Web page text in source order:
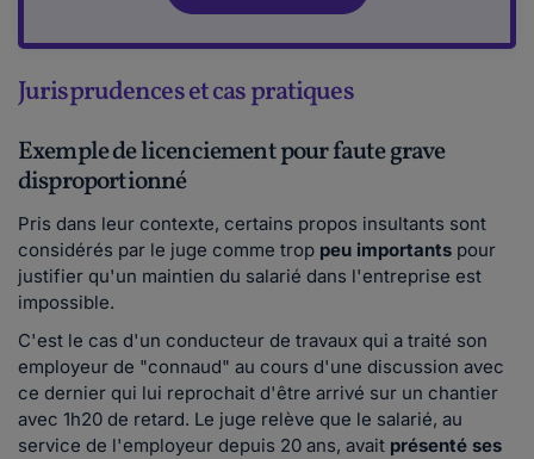
Jurisprudences et cas pratiques
Exemple de licenciement pour faute grave
disproportionné
Pris dans leur contexte, certains propos insultants sont
considérés par le juge comme trop peu importants pour
justifier qu'un maintien du salarié dans l'entreprise est
impossible.
C'est le cas d'un conducteur de travaux qui a traité son
employeur de "connaud" au cours d'une discussion avec
ce dernier qui lui reprochait d'être arrivé sur un chantier
avec 1h20 de retard. Le juge relève que le salarié, au
service de l'employeur depuis 20 ans, avait présenté ses